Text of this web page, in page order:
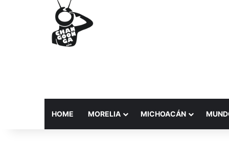
HOME MORELIA MICHOACÁN